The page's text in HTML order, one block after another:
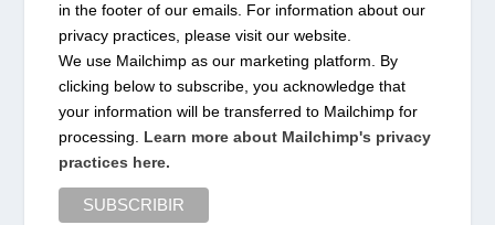
in the footer of our emails. For information about our
privacy practices, please visit our website.
We use Mailchimp as our marketing platform. By
clicking below to subscribe, you acknowledge that
your information will be transferred to Mailchimp for
processing. Learn more about Mailchimp's privacy
practices here.